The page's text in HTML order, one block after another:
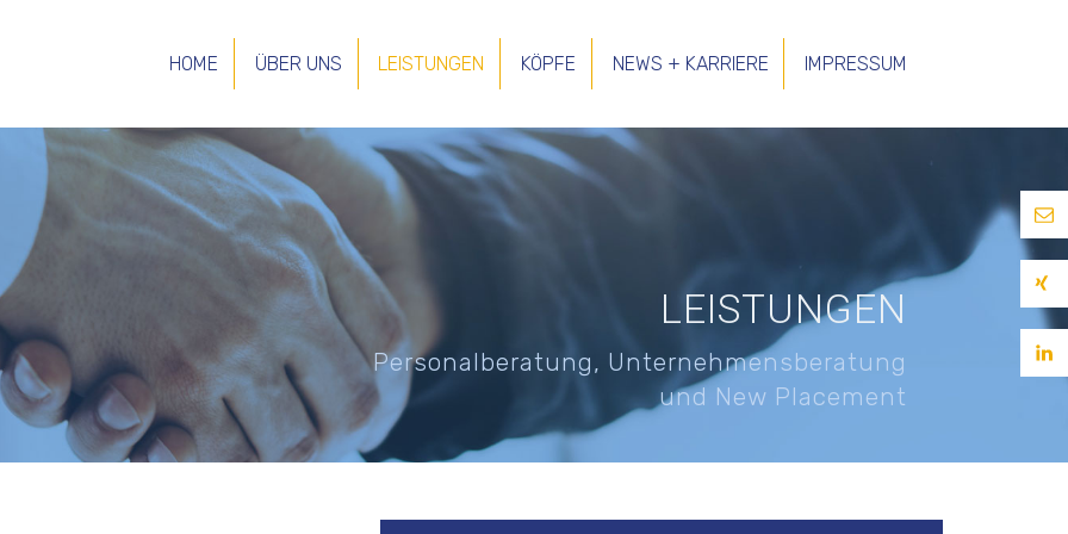
HOME ÜBER UNS LEISTUNGEN KÖPFE NEWS + KARRIERE IMPRESSUM
E-
Mail
LEISTUNGEN
Personalberatung, Unternehmensberatung
und New Placement